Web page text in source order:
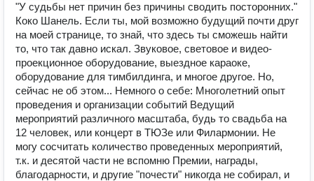
"У судьбы нет причин без причины сводить посторонних."
Коко Шанель. Если ты, мой возможно будущий почти друг
на моей странице, то знай, что здесь ты сможешь найти
то, что так давно искал. Звуковое, световое и видео-
проекционное оборудование, выездное караоке,
оборудование для тимбилдинга, и многое другое. Но,
сейчас не об этом... Немного о себе: Многолетний опыт
проведения и организации событий Ведущий
мероприятий различного масштаба, будь то свадьба на
12 человек, или концерт в ТЮЗе или Филармонии. Не
могу сосчитать количество проведенных мероприятий,
т.к. и десятой части не вспомню Премии, награды,
благодарности, и другие "почести" никогда не собирал, и